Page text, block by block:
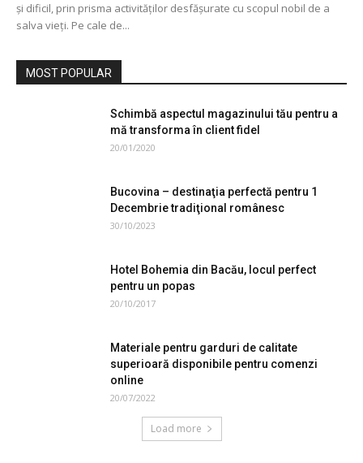
și dificil, prin prisma activităților desfășurate cu scopul nobil de a
salva vieți. Pe cale de...
MOST POPULAR
Schimbă aspectul magazinului tău pentru a
mă transforma în client fidel
20/01/2020
Bucovina – destinaţia perfectă pentru 1
Decembrie tradiţional românesc
30/10/2023
Hotel Bohemia din Bacău, locul perfect
pentru un popas
20/10/2017
Materiale pentru garduri de calitate
superioară disponibile pentru comenzi
online
20/07/2022
Load more